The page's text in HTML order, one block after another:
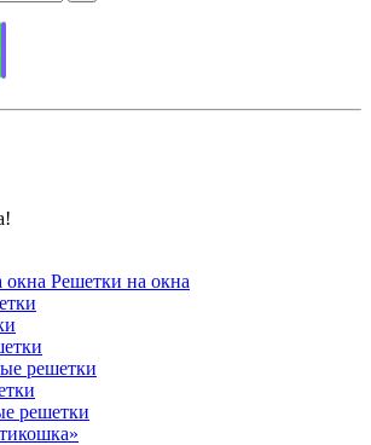
Решетки на окна
решетки
решетки